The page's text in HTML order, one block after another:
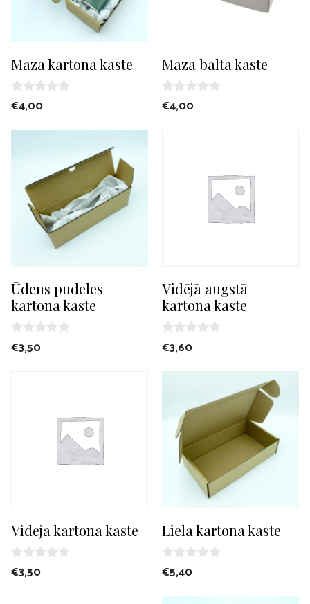
Mazā kartona kaste
0
o
€4,00
Mazā baltā kaste
0
o
€4,00
Ūdens pudeles
kartona kaste
0
o
€3,50
Vidējā augstā
kartona kaste
0
o
€3,60
Vidējā kartona kaste
0
o
€3,50
Lielā kartona kaste
0
o
€5,40